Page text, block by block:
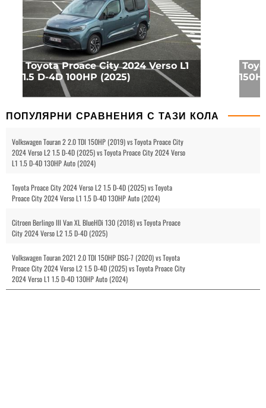
Toyota Proace City 2024 Verso L1
1.5 D-4D 100HP (2025)
ПОПУЛЯРНИ СРАВНЕНИЯ С ТАЗИ КОЛА
Volkswagen Touran 2 2.0 TDI 150HP (2019) vs Toyota Proace City
2024 Verso L2 1.5 D-4D (2025) vs Toyota Proace City 2024 Verso
L1 1.5 D-4D 130HP Auto (2024)
Toyota Proace City 2024 Verso L2 1.5 D-4D (2025) vs Toyota
Proace City 2024 Verso L1 1.5 D-4D 130HP Auto (2024)
Citroen Berlingo III Van XL BlueHDi 130 (2018) vs Toyota Proace
City 2024 Verso L2 1.5 D-4D (2025)
Volkswagen Touran 2021 2.0 TDI 150HP DSG-7 (2020) vs Toyota
Proace City 2024 Verso L2 1.5 D-4D (2025) vs Toyota Proace City
2024 Verso L1 1.5 D-4D 130HP Auto (2024)